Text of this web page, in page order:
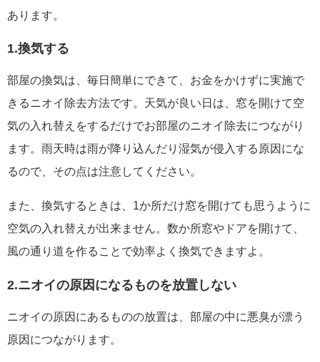
あります。
1.換気する
部屋の換気は、毎日簡単にできて、お金をかけずに実施で
きるニオイ除去方法です。天気が良い日は、窓を開けて空
気の入れ替えをするだけでお部屋のニオイ除去につながり
ます。雨天時は雨が降り込んだり湿気が侵入する原因にな
るので、その点は注意してください。
また、換気するときは、1か所だけ窓を開けても思うように
空気の入れ替えが出来ません。数か所窓やドアを開けて、
風の通り道を作ることで効率よく換気できますよ。
2.ニオイの原因になるものを放置しない
ニオイの原因にあるものの放置は、部屋の中に悪臭が漂う
原因につながります。